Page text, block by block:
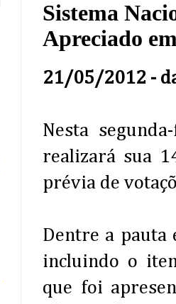
Sistema
Apreciado
21/05/2012 -
Nesta
realizará sua
prévia de
Dentre a pauta
incluindo o
que foi